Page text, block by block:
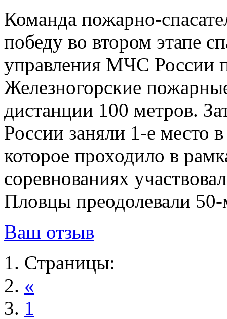
Команда пожарно-
победу во втором этапе
управления МЧС России
Железногорские
дистанции 100 метров.
России заняли 1-е место
которое проходило в
соревнованиях
Пловцы преодолевали
Ваш отзыв
Страницы:
«
1